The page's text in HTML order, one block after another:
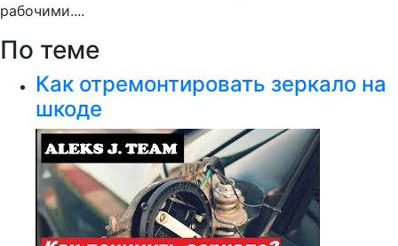
рабочими....
По теме
Как отремонтировать зеркало на
шкоде